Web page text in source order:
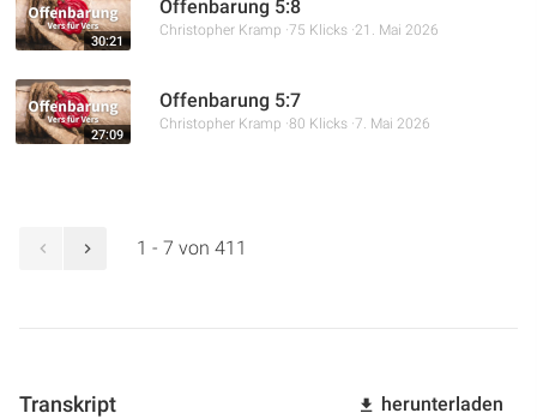
30:21
Offenbarung 5:8
Christopher Kramp 75 Klicks 21. Mai 2026
27:09
Offenbarung 5:7
Christopher Kramp 80 Klicks 7. Mai 2026
1 - 7 von 411
Transkript herunterladen